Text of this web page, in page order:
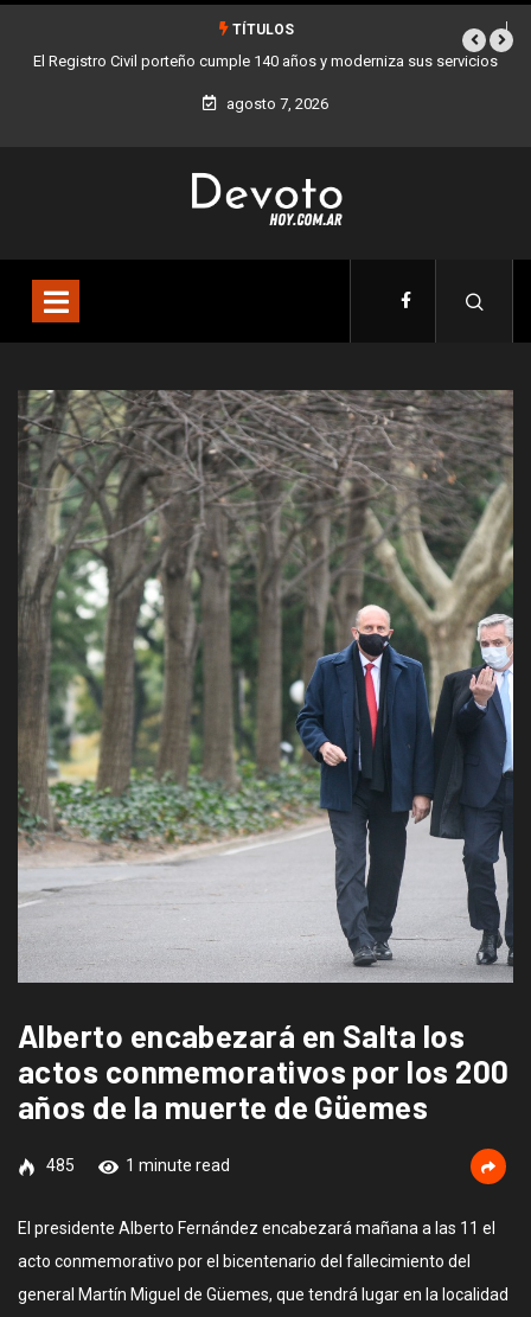
TÍTULOS
cumple 140 años y moderniza sus servicios Buenos Aires sumó 12
agosto 7, 2026
Alberto encabezará en Salta los
actos conmemorativos por los 200
años de la muerte de Güemes
485 1 minute read
El presidente Alberto Fernández encabezará mañana a las 11 el
acto conmemorativo por el bicentenario del fallecimiento del
general Martín Miguel de Güemes, que tendrá lugar en la localidad